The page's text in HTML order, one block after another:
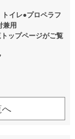
イレ●プロペラフ
兼用
ップページがご覧
へ